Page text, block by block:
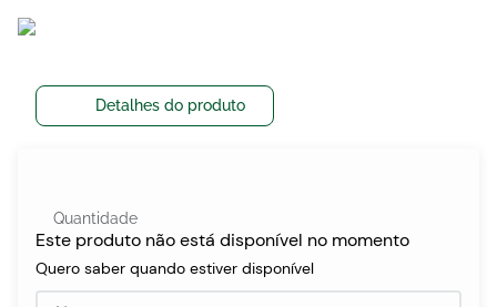
Detalhes do produto
Quantidade
Este produto não está disponível no momento
Quero saber quando estiver disponível